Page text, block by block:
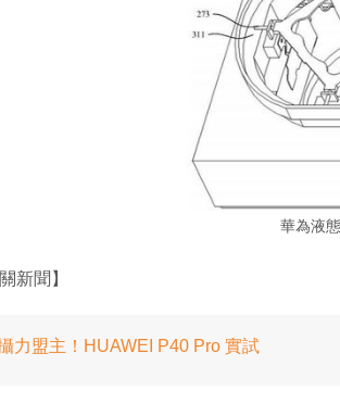
華為液
新聞】
力盟主！HUAWEI P40 Pro 實試